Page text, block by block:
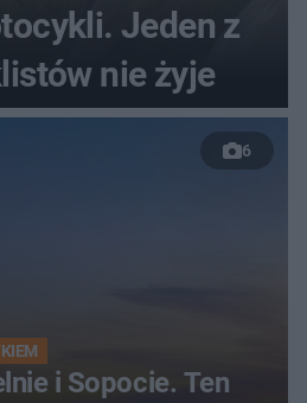
Jeden z
nie żyje
6
i Sopocie. Ten